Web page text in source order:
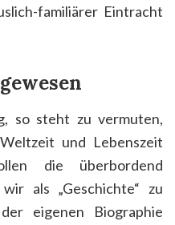
familiärer Eintracht
so steht zu vermuten,
und Lebenszeit
die überbordend
als „Geschichte“ zu
eigenen Biographie